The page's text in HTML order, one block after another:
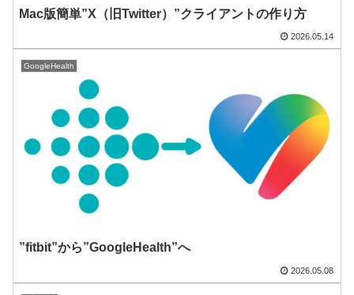
Mac版簡単”X（旧Twitter）”クライアントの作り方
2026.05.14
GoogleHealth
”fitbit”から”GoogleHealth”へ
2026.05.08